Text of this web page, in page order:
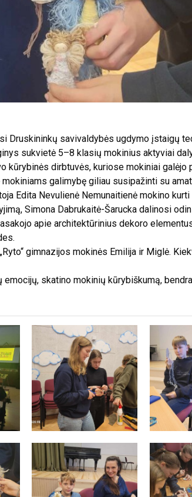
Druskininkų savivaldybės ugdymo įstaigų
sukvietė 5–8 klasių mokinius aktyviai
kūrybinės dirbtuvės, kuriose mokiniai galėjo
galimybę giliau susipažinti su
Edita Nevulienė Nemunaitienė mokino kurti
Simona Dabrukaitė-Šarucka dalinosi
apie architektūrinius dekoro
gimnazijos mokinės Emilija ir Miglė.
skatino mokinių kūrybiškumą,